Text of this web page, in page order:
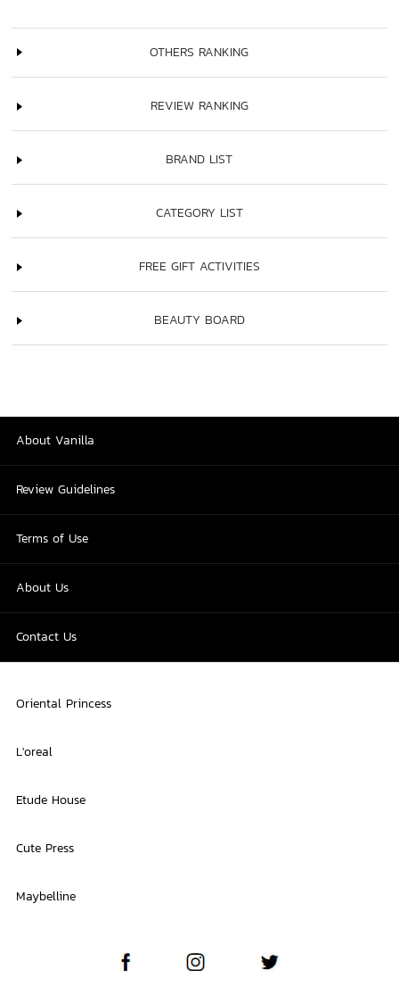
OTHERS RANKING
REVIEW RANKING
BRAND LIST
CATEGORY LIST
FREE GIFT ACTIVITIES
BEAUTY BOARD
About Vanilla
Review Guidelines
Terms of Use
About Us
Contact Us
Oriental Princess
L'oreal
Etude House
Cute Press
Maybelline